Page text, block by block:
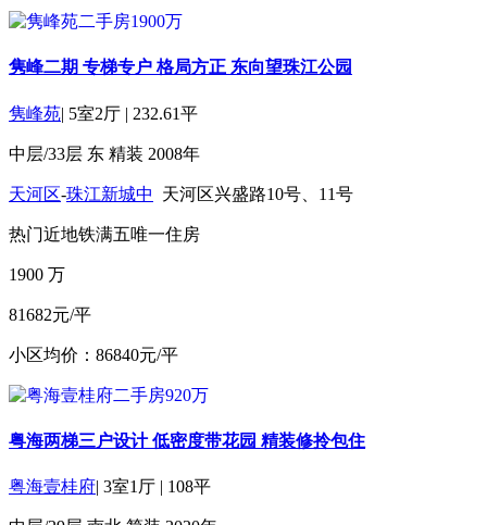
隽峰二期 专梯专户 格局方正 东向望珠江公园
隽峰苑| 5室2厅 | 232.61平
中层/33层 东 精装 2008年
天河区-珠江新城中 天河区兴盛路10号、11号
热门近地铁满五唯一住房
1900 万
81682元/平
小区均价：86840元/平
粤海两梯三户设计 低密度带花园 精装修拎包住
粤海壹桂府| 3室1厅 | 108平